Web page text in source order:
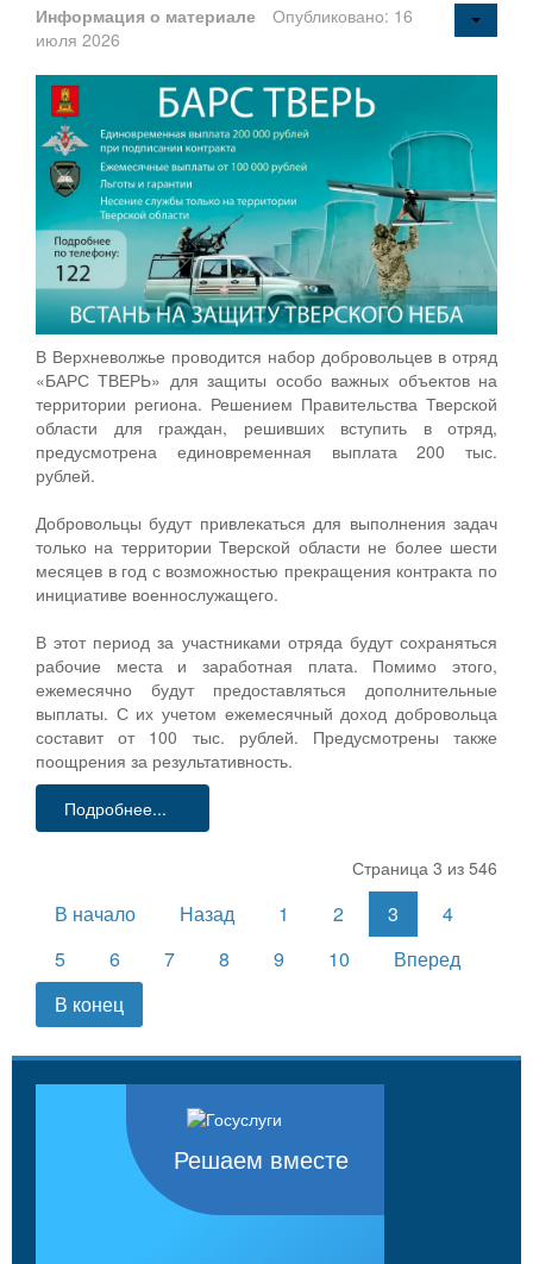
Информация о материале
Опубликовано: 16
июля 2026
В Верхневолжье проводится набор добровольцев в отряд
«БАРС ТВЕРЬ» для защиты особо важных объектов на
территории региона. Решением Правительства Тверской
области для граждан, решивших вступить в отряд,
предусмотрена единовременная выплата 200 тыс.
рублей.
Добровольцы будут привлекаться для выполнения задач
только на территории Тверской области не более шести
месяцев в год с возможностью прекращения контракта по
инициативе военнослужащего.
В этот период за участниками отряда будут сохраняться
рабочие места и заработная плата. Помимо этого,
ежемесячно будут предоставляться дополнительные
выплаты. С их учетом ежемесячный доход добровольца
составит от 100 тыс. рублей. Предусмотрены также
поощрения за результативность.
Подробнее...
Страница 3 из 546
В начало Назад 1 2 3
4
5
6 7 8 9 10
Вперед
В конец
Решаем вместе